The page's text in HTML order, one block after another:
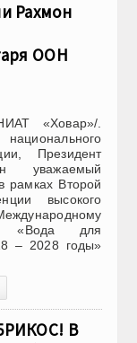
Рахмон
ООН
«Ховар»/.
Президент
уважаемый
Второй
высокого
«Вода для
– 2028 годы»
В